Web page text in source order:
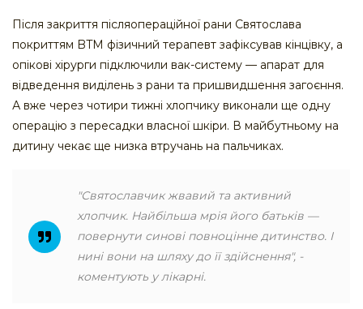
Після закриття післяопераційної рани Святослава
покриттям BTМ фізичний терапевт зафіксував кінцівку, а
опікові хірурги підключили вак-систему — апарат для
відведення виділень з рани та пришвидшення загоєння.
А вже через чотири тижні хлопчику виконали ще одну
операцію з пересадки власної шкіри. В майбутньому на
дитину чекає ще низка втручань на пальчиках. ​
"Святославчик жвавий та активний
хлопчик. Найбільша мрія його батьків —
повернути синові повноцінне дитинство. І
нині вони на шляху до її здійснення", -
коментують у лікарні.